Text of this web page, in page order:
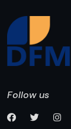
Follow us